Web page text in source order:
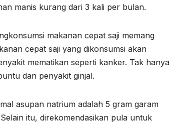
manis kurang dari 3 kali per bulan.
makanan cepat saji memang
cepat saji yang dikonsumsi akan
mematikan seperti kanker. Tak hanya
dan penyakit ginjal.
asupan natrium adalah 5 gram garam
itu, direkomendasikan pula untuk